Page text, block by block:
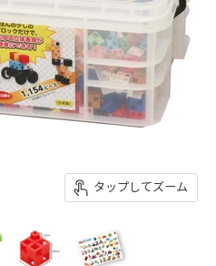
タップしてズーム